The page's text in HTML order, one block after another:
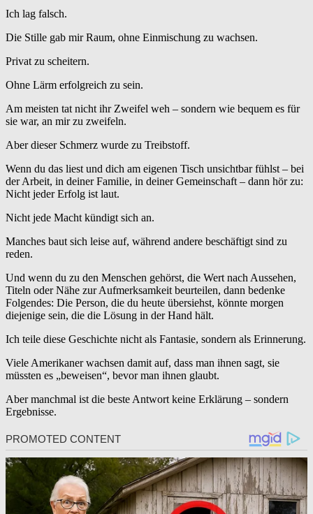
Ich lag falsch.
Die Stille gab mir Raum, ohne Einmischung zu wachsen.
Privat zu scheitern.
Ohne Lärm erfolgreich zu sein.
Am meisten tat nicht ihr Zweifel weh – sondern wie bequem es für
sie war, an mir zu zweifeln.
Aber dieser Schmerz wurde zu Treibstoff.
Wenn du das liest und dich am eigenen Tisch unsichtbar fühlst – bei
der Arbeit, in deiner Familie, in deiner Gemeinschaft – dann hör zu:
Nicht jeder Erfolg ist laut.
Nicht jede Macht kündigt sich an.
Manches baut sich leise auf, während andere beschäftigt sind zu
reden.
Und wenn du zu den Menschen gehörst, die Wert nach Aussehen,
Titeln oder Nähe zur Aufmerksamkeit beurteilen, dann bedenke
Folgendes: Die Person, die du heute übersiehst, könnte morgen
diejenige sein, die die Lösung in der Hand hält.
Ich teile diese Geschichte nicht als Fantasie, sondern als Erinnerung.
Viele Amerikaner wachsen damit auf, dass man ihnen sagt, sie
müssten es „beweisen“, bevor man ihnen glaubt.
Aber manchmal ist die beste Antwort keine Erklärung – sondern
Ergebnisse.